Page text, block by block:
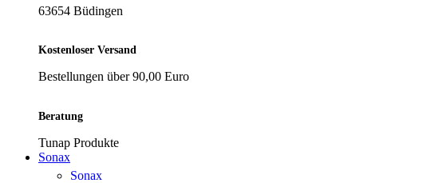
63654 Büdingen
Kostenloser Versand
Bestellungen über 90,00 Euro
Beratung
Tunap Produkte
Sonax
Sonax